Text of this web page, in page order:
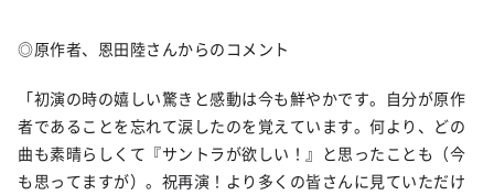
◎原作者、恩田陸さんからのコメント
「初演の時の嬉しい驚きと感動は今も鮮やかです。自分が原作
者であることを忘れて涙したのを覚えています。何より、どの
曲も素晴らしくて『サントラが欲しい！』と思ったことも（今
も思ってますが）。祝再演！より多くの皆さんに見ていただけ